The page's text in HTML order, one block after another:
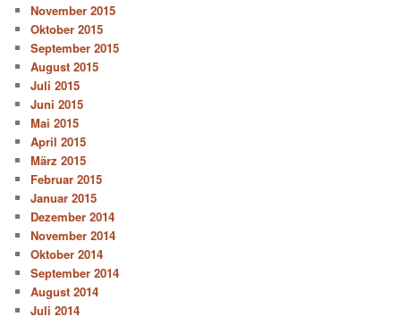
November 2015
Oktober 2015
September 2015
August 2015
Juli 2015
Juni 2015
Mai 2015
April 2015
März 2015
Februar 2015
Januar 2015
Dezember 2014
November 2014
Oktober 2014
September 2014
August 2014
Juli 2014